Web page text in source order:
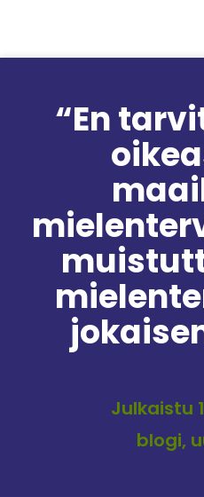
“En
Julkaistu
blogi,